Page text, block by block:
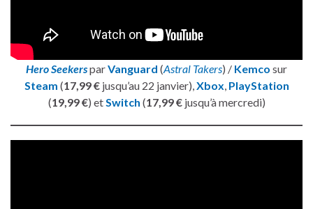
Hero SeekersparVanguard (Astral Takers) / Kemco sur
Steam (17,99 €jusqu’au 22 janvier), Xbox PlayStation
(19,99 €) et Switch (17,99 €jusqu’à mercredi)